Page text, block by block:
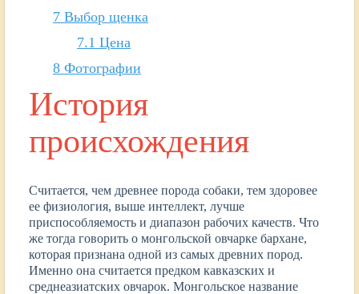
7 Выбор щенка
7.1 Цена
8 Фотографии
История
происхождения
Считается, чем древнее порода собаки, тем здоровее
ее физиология, выше интеллект, лучше
приспособляемость и диапазон рабочих качеств. Что
же тогда говорить о монгольской овчарке бархане,
которая признана одной из самых древних пород.
Именно она считается предком кавказских и
среднеазиатских овчарок. Монгольское название